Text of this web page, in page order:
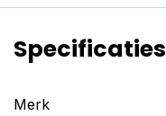
Specificaties
Merk